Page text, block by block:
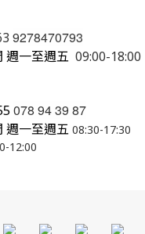
9278470793
週一至週五 09:00-18:00
078 94 39 87
週一至週五 08:30-17:30
12:00